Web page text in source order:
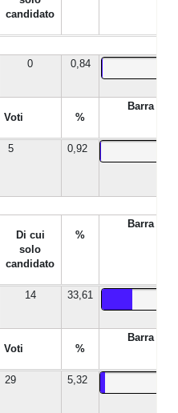
candidato
0 0,84
Voti %
Barra %
5 0,92
Di cui
solo
candidato
%
Barra %
14 33,61
Voti %
Barra %
29 5,32